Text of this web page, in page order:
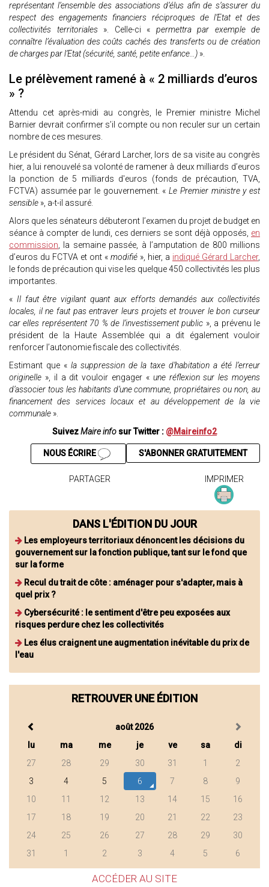
représentant l’ensemble des associations d’élus afin de s’assurer du
respect des engagements financiers réciproques de l’Etat et des
collectivités territoriales». Celle-ci « permettra par exemple de
connaître l’évaluation des coûts cachés des transferts ou de création
de charges par l’Etat (sécurité, santé, petite enfance…) ».
Le prélèvement ramené à « 2 milliards d’euros
» ?
Attendu cet après-midi au congrès, le Premier ministre Michel
Barnier devrait confirmer s’il compte ou non reculer sur un certain
nombre de ces mesures.
Le président du Sénat, Gérard Larcher, lors de sa visite au congrès
hier, a lui renouvelé sa volonté de ramener à deux milliards d’euros
la ponction de 5 milliards d'euros (fonds de précaution, TVA,
FCTVA) assumée par le gouvernement. « Le Premier ministre y est
sensible », a-t-il assuré.
Alors que les sénateurs débuteront l’examen du projet de budget en
séance à compter de lundi, ces derniers se sont déjà opposés, en
commission, la semaine passée, à l’amputation de 800 millions
d’euros du FCTVA et ont « modifié », hier, a indiqué Gérard Larcher,
le fonds de précaution qui vise les quelque 450 collectivités les plus
importantes.
« Il faut être vigilant quant aux efforts demandés aux collectivités
locales, il ne faut pas entraver leurs projets et trouver le bon curseur
car elles représentent 70 % de l’investissement public », a prévenu le
président de la Haute Assemblée qui a dit également vouloir
renforcer l’autonomie fiscale des collectivités.
Estimant que «la suppression de la taxe d’habitation a été l’erreur
originelle », il a dit vouloir engager «une réflexion sur les moyens
d’associer tous les habitants d’une commune, propriétaires ou non, au
financement des services locaux et au développement de la vie
communale ».
SuivezMaire info sur Twitter : @Maireinfo2
S'ABONNER GRATUITEMENT
NOUS ÉCRIRE
PARTAGER IMPRIMER
DANS L'ÉDITION DU JOUR
Les employeurs territoriaux dénoncent les décisions du
gouvernement sur la fonction publique, tant sur le fond que
sur la forme
Recul du trait de côte : aménager pour s'adapter, mais à
quel prix ?
Cybersécurité : le sentiment d'être peu exposées aux
risques perdure chez les collectivités
Les élus craignent une augmentation inévitable du prix de
l'eau
RETROUVER UNE ÉDITION
août 2026
lu
ma me je ve sa
di
27
28 29 30 31 1
2
3
4 5 6 7 8
9
10
11 12 13 14 15
16
17
18 19 20 21 22
23
24
25 26 27 28 29
30
31
1 2 3 4 5 6
ACCÉDER AU SITE